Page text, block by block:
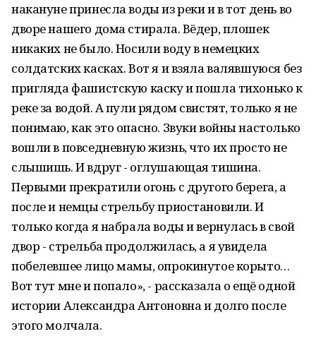
накануне принесла воды из реки и в тот день во
дворе нашего дома стирала. Вёдер, плошек
никаких не было. Носили воду в немецких
солдатских касках. Вот я и взяла валявшуюся без
пригляда фашистскую каску и пошла тихонько к
реке за водой. А пули рядом свистят, только я не
понимаю, как это опасно. Звуки войны настолько
вошли в повседневную жизнь, что их просто не
слышишь. И вдруг - оглушающая тишина.
Первыми прекратили огонь с другого берега, а
после и немцы стрельбу приостановили. И
только когда я набрала воды и вернулась в свой
двор - стрельба продолжилась, а я увидела
побелевшее лицо мамы, опрокинутое корыто…
Вот тут мне и попало», - рассказала о ещё одной
истории Александра Антоновна и долго после
этого молчала.